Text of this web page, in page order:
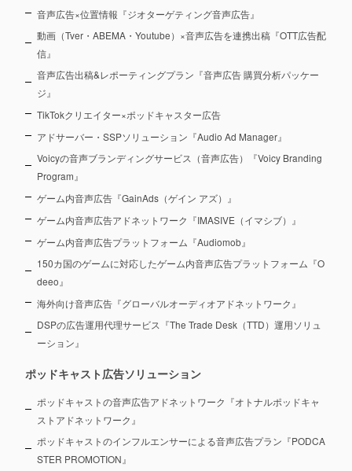
音声広告×位置情報『ジオターゲティング音声広告』
動画（Tver・ABEMA・Youtube）×音声広告を連携出稿『OTT広告配
信』
音声広告出稿&レポーティングプラン『音声広告 購買分析パッケー
ジ』
TikTokクリエイター×ポッドキャスター広告
アドサーバー・SSPソリューション『Audio Ad Manager』
Voicyの音声ブランディングサービス（音声広告）『Voicy Branding
Program』
ゲーム内音声広告『GainAds（ゲイン アズ）』
ゲーム内音声広告アドネットワーク『IMASIVE（イマシブ）』
ゲーム内音声広告プラットフォーム『Audiomob』
150カ国のゲームに対応したゲーム内音声広告プラットフォーム『O
deeo』
海外向け音声広告『グローバルオーディオアドネットワーク』
DSPの広告運用代理サービス『The Trade Desk（TTD）運用ソリュ
ーション』
ポッドキャスト広告ソリューション
ポッドキャストの音声広告アドネットワーク『オトナルポッドキャ
ストアドネットワーク』
ポッドキャストのインフルエンサーによる音声広告プラン『PODCA
STER PROMOTION』